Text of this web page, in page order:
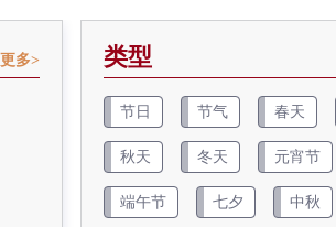
更多> 类型
节日 节气 春天
秋天 冬天 元宵节
端午节 七夕 中秋